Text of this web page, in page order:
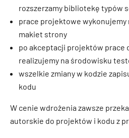
rozszerzamy bibliotekę typów
prace projektowe wykonujemy
makiet strony
po akceptacji projektów prace
realizujemy na środowisku
wszelkie zmiany w kodzie
kodu
W cenie wdrożenia zawsze
autorskie do projektów i kodu z